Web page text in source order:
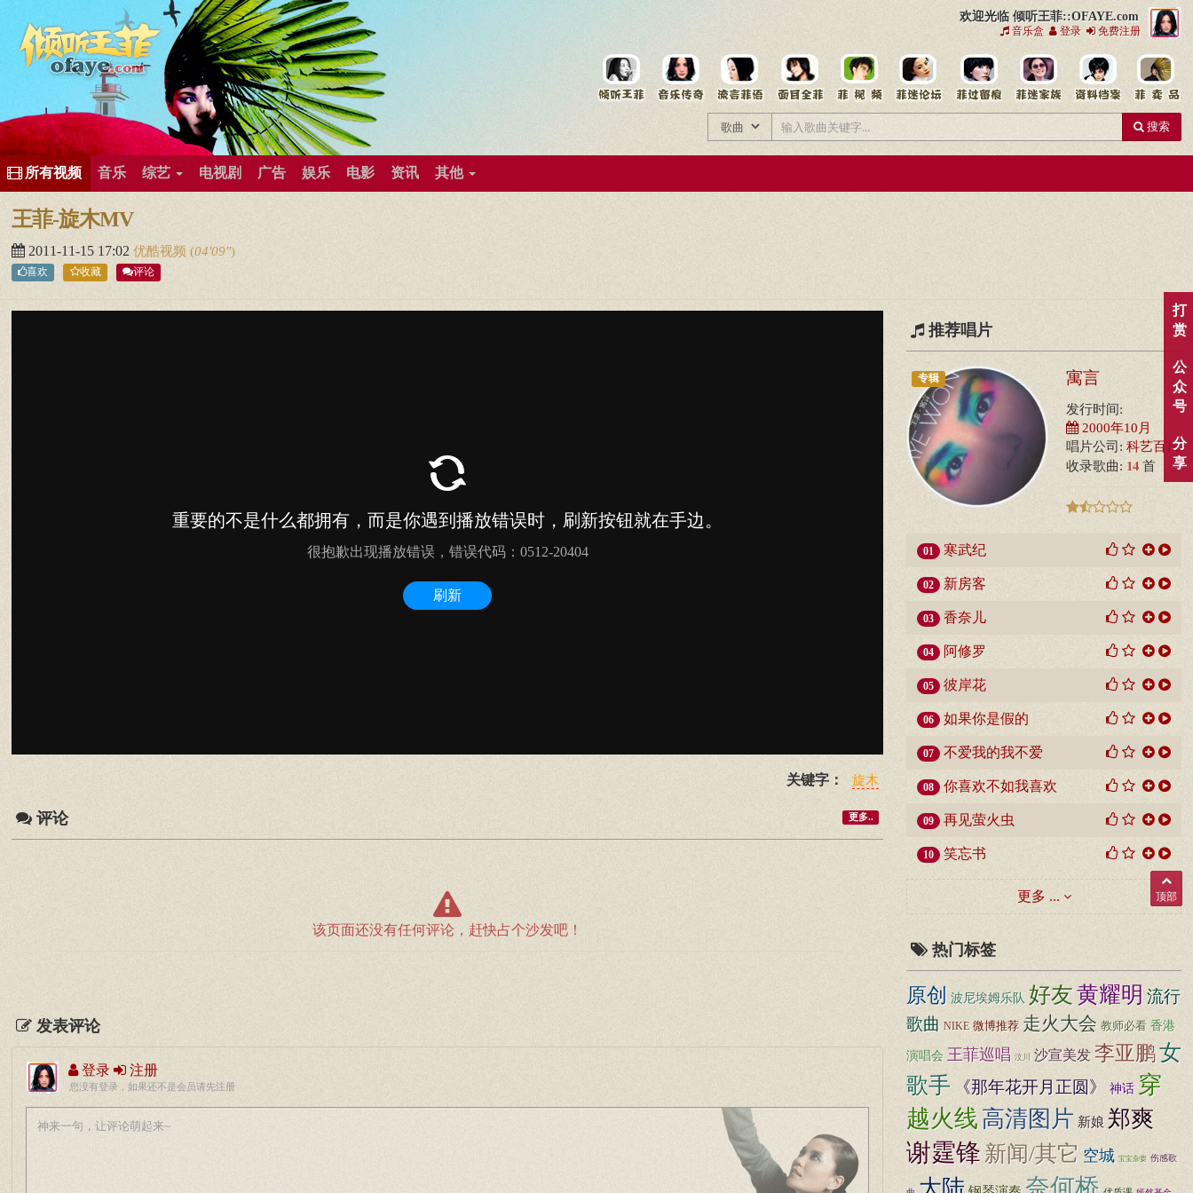
欢迎光临 倾听王菲::OFAYE.com
音乐盒 登录 免费注册
有歌曲专辑
王菲新闻王菲的精美图片王菲精彩视频王菲论坛给王菲留言用户中心王菲资料档案
搜索
所有视频 音乐 综艺 电视剧 广告 娱乐 电影 资讯 其他
王菲-旋木MV
2011-11-15 17:02 优酷视频 (04′09″)
喜欢 收藏 评论
关键字： 旋木
评论 更多..
该页面还没有任何评论，赶快占个沙发吧！
发表评论
登录 注册
您没有登录，如果还不是会员请先注册
推荐唱片
专辑 寓言
发行时间:
2000年10月
唱片公司: 科艺百代
收录歌曲: 14 首
01 寒武纪
02 新房客
03 香奈儿
04 阿修罗
05 彼岸花
06 如果你是假的
07 不爱我的我不爱
08 你喜欢不如我喜欢
09 再见萤火虫
10 笑忘书
更多 ...
热门标签
原创 波尼埃姆乐队 好友黄耀明 流行
歌曲 NIKE 微博推荐 走火大会 教师必看 香港
演唱会 王菲巡唱 汶川 沙宣美发 李亚鹏女
歌手
《那年花开月正圆》 神话 穿
越火线高清图片 新娘 郑爽
谢霆锋 新闻/其它 空城 宝宝杂耍 伤感歌
大陆 奈何桥
打
赏
公
众
号
分
享
顶部